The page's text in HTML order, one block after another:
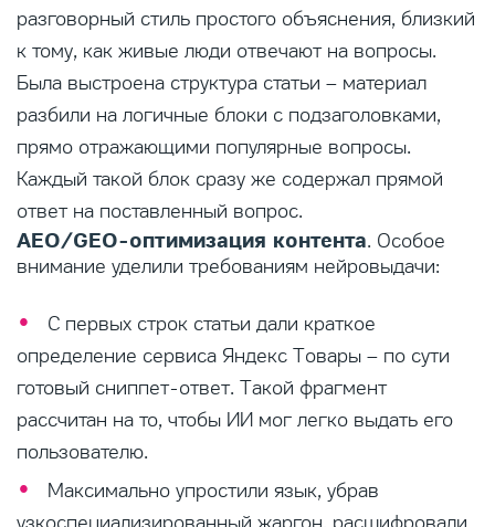
разговорный стиль простого объяснения, близкий
к тому, как живые люди отвечают на вопросы.
Была выстроена структура статьи – материал
разбили на логичные блоки с подзаголовками,
прямо отражающими популярные вопросы.
Каждый такой блок сразу же содержал прямой
ответ на поставленный вопрос.
AEO/GEO-оптимизация контента. Особое
внимание уделили требованиям нейровыдачи:
С первых строк статьи дали краткое
определение сервиса Яндекс Товары – по сути
готовый сниппет-ответ. Такой фрагмент
рассчитан на то, чтобы ИИ мог легко выдать его
пользователю.
Максимально упростили язык, убрав